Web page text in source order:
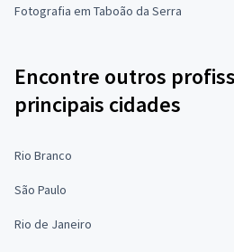
Fotografia em Taboão da Serra
Encontre outros
principais cidades
Rio Branco
São Paulo
Rio de Janeiro